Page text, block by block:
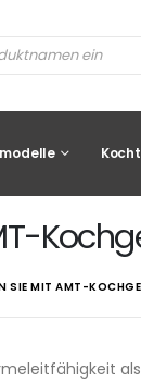
SIE MIT AMT-